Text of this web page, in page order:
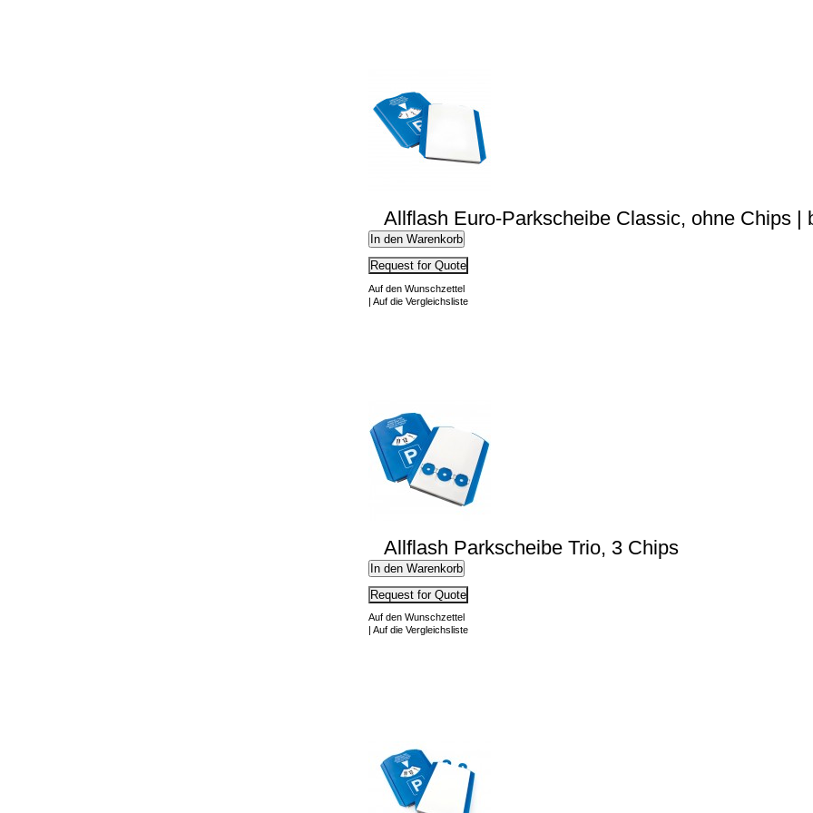
Allflash Euro-Parkscheibe Classic, ohne Chips |
In den Warenkorb
Request for Quote
Auf den Wunschzettel
| Auf die Vergleichsliste
Allflash Parkscheibe Trio, 3 Chips
In den Warenkorb
Request for Quote
Auf den Wunschzettel
Auf die Vergleichsliste